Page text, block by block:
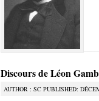
Discours de Léon
AUTHOR : SC PUBLISHED: